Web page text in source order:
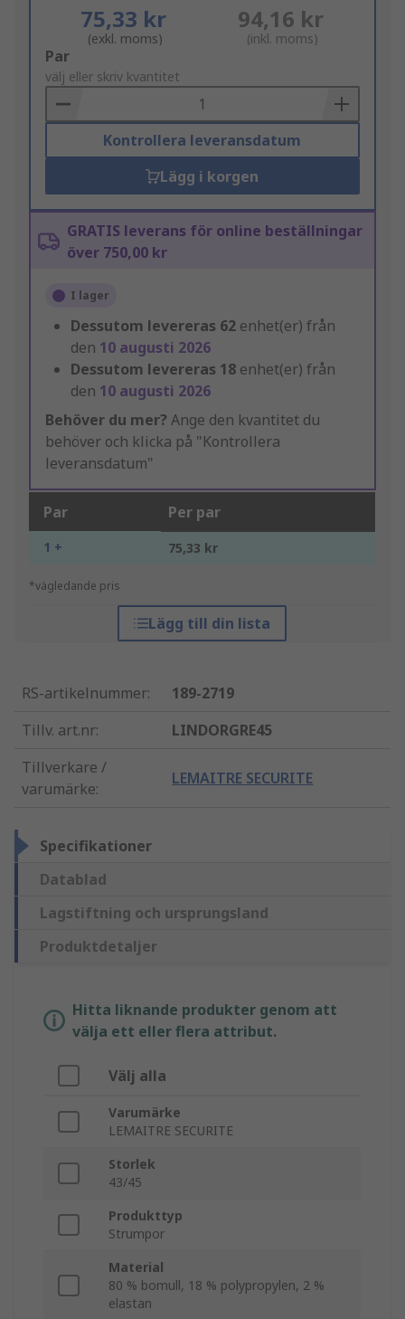
75,33 kr
(exkl. moms)
94,16 kr
(inkl. moms)
Add
to
Basket
Par
välj eller skriv kvantitet
Kontrollera leveransdatum
Lägg i korgen
GRATIS leverans för online beställningar
över 750,00 kr
I lager
Dessutom levereras 62 enhet(er) från
den 10 augusti 2026
Dessutom levereras 18 enhet(er) från
den 10 augusti 2026
Behöver du mer? Ange den kvantitet du
behöver och klicka på "Kontrollera
leveransdatum"
Par Per par
1 + 75,33 kr
*vägledande pris
Lägg till din lista
RS-artikelnummer:
189-2719
Tillv. art.nr:
LINDORGRE45
Tillverkare /
varumärke:
LEMAITRE SECURITE
Specifikationer
Datablad
Lagstiftning och ursprungsland
Produktdetaljer
Hitta liknande produkter genom att
välja ett eller flera attribut.
Välj alla
Varumärke
LEMAITRE SECURITE
Storlek
43/45
Produkttyp
Strumpor
Material
80 % bomull, 18 % polypropylen, 2 %
elastan